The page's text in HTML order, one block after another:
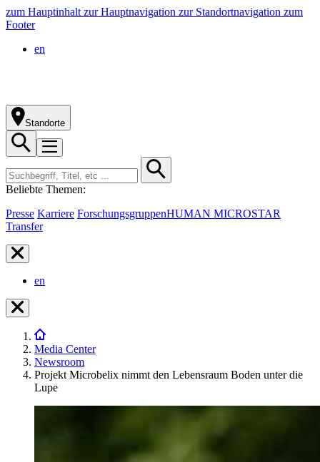
zum Hauptinhalt zur Hauptnavigation zur Standortnavigation zum
Footer
en
Standorte
Beliebte Themen:
Presse Karriere ForschungsgruppenHUMAN MICROSTAR
Transfer
en
Media Center
Newsroom
Projekt Microbelix nimmt den Lebensraum Boden unter die
Lupe